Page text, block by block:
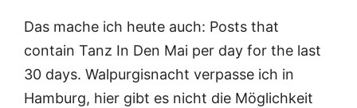
Das mache ich heute auch: Posts that
contain Tanz In Den Mai per day for the last
30 days. Walpurgisnacht verpasse ich in
Hamburg, hier gibt es nicht die Möglichkeit